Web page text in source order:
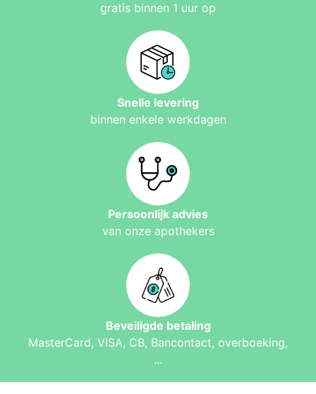
gratis binnen 1 uur op
Snelle levering
binnen enkele werkdagen
Persoonlijk advies
van onze apothekers
Beveiligde betaling
MasterCard, VISA, CB, Bancontact, overboeking,
...